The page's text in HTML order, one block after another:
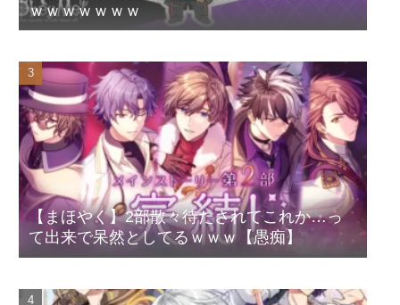
ｗｗｗｗｗｗｗ
【まほやく】2部散々待たされてこれか…っ
て出来で呆然としてるｗｗｗ【愚痴】